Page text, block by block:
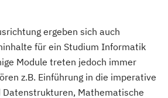
(DE/EN)
Pflege
Pflegepädagogik
(DE/EN)
- Ergotherapie
- Logopädie
- Physiotherapie
UX-Design
Engineering
in der
Energietechnik
ergeben sich auch
für ein Studium Informatik
Module treten jedoch immer
z.B. Einführung in die imperative
Datenstrukturen, Mathematische